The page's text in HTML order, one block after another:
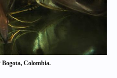
Colombia.